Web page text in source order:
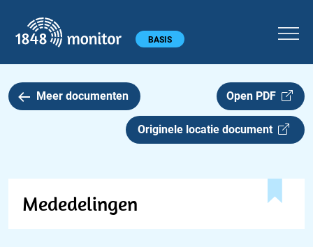
Hoofdmenu BASIS
Meer documenten Open PDF
Originele locatie document
Mededelingen